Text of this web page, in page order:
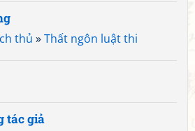
thủ »Thất ngôn luật thi
tác giả